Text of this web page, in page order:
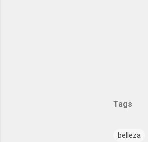
Tags
belleza